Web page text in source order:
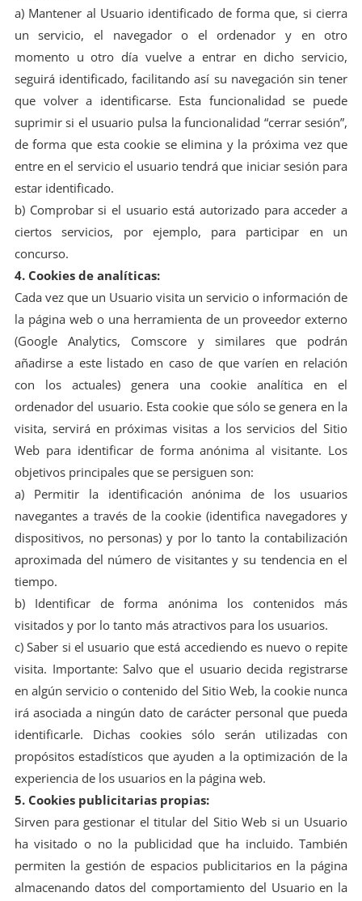
a) Mantener al Usuario identificado de forma que, si cierra
un servicio, el navegador o el ordenador y en otro
momento u otro día vuelve a entrar en dicho servicio,
seguirá identificado, facilitando así su navegación sin tener
que volver a identificarse. Esta funcionalidad se puede
suprimir si el usuario pulsa la funcionalidad “cerrar sesión”,
de forma que esta cookie se elimina y la próxima vez que
entre en el servicio el usuario tendrá que iniciar sesión para
estar identificado.
b) Comprobar si el usuario está autorizado para acceder a
ciertos servicios, por ejemplo, para participar en un
concurso.
4. Cookies de analíticas:
Cada vez que un Usuario visita un servicio o información de
la página web o una herramienta de un proveedor externo
(Google Analytics, Comscore y similares que podrán
añadirse a este listado en caso de que varíen en relación
con los actuales) genera una cookie analítica en el
ordenador del usuario. Esta cookie que sólo se genera en la
visita, servirá en próximas visitas a los servicios del Sitio
Web para identificar de forma anónima al visitante. Los
objetivos principales que se persiguen son:
a) Permitir la identificación anónima de los usuarios
navegantes a través de la cookie (identifica navegadores y
dispositivos, no personas) y por lo tanto la contabilización
aproximada del número de visitantes y su tendencia en el
tiempo.
b) Identificar de forma anónima los contenidos más
visitados y por lo tanto más atractivos para los usuarios.
c) Saber si el usuario que está accediendo es nuevo o repite
visita. Importante: Salvo que el usuario decida registrarse
en algún servicio o contenido del Sitio Web, la cookie nunca
irá asociada a ningún dato de carácter personal que pueda
identificarle. Dichas cookies sólo serán utilizadas con
propósitos estadísticos que ayuden a la optimización de la
experiencia de los usuarios en la página web.
5. Cookies publicitarias propias:
Sirven para gestionar el titular del Sitio Web si un Usuario
ha visitado o no la publicidad que ha incluido. También
permiten la gestión de espacios publicitarios en la página
almacenando datos del comportamiento del Usuario en la